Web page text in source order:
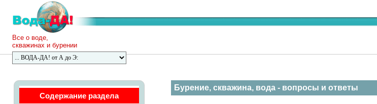
Все о воде,
скважинах и бурении
Содержание раздела
Бурение, скважина, вода - вопросы и ответы